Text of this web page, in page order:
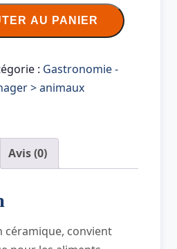
AU PANIER
: Gastronomie -
> animaux
Avis (0)
céramique, convient